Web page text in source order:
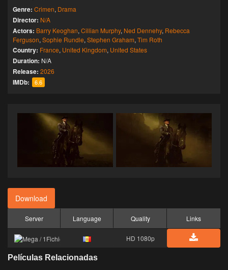
Genre: Crimen, Drama
Director: N/A
Actors: Barry Keoghan, Cillian Murphy, Ned Dennehy, Rebecca
Ferguson, Sophie Rundle, Stephen Graham, Tim Roth
Country: France, United Kingdom, United States
Duration: N/A
Release: 2026
IMDb: 6.6
Download
Server Language Quality Links
HD 1080p
Películas Relacionadas